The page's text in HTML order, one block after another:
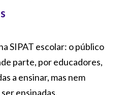
SIPAT escolar: o público
parte, por educadores,
a ensinar, mas nem
ensinadas,